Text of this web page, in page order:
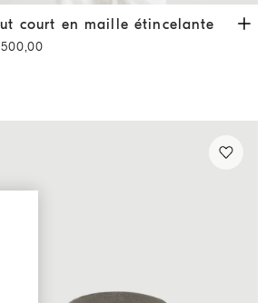
court en maille étincelante Sauge
court en maille étincelante